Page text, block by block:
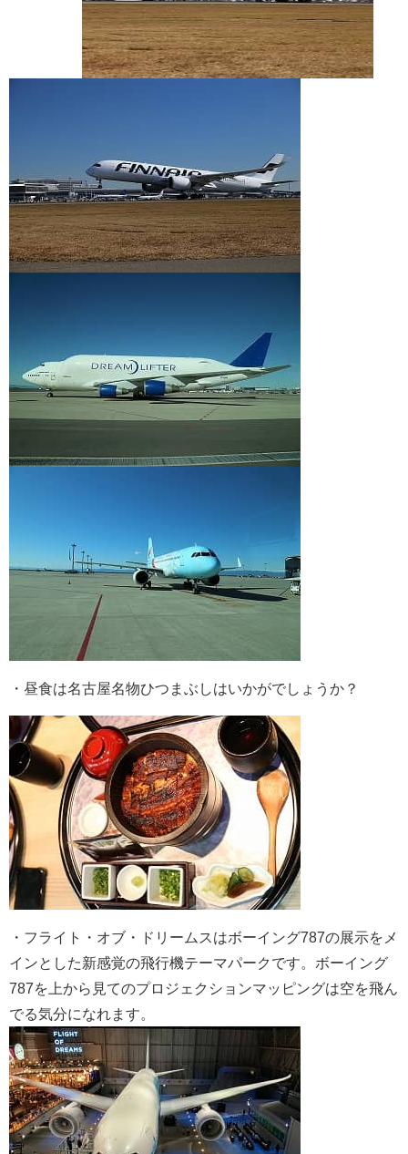
・昼食は名古屋名物ひつまぶしはいかがでしょうか？
・フライト・オブ・ドリームスはボーイング787の展示をメ
インとした新感覚の飛行機テーマパークです。ボーイング
787を上から見てのプロジェクションマッピングは空を飛ん
でる気分になれます。